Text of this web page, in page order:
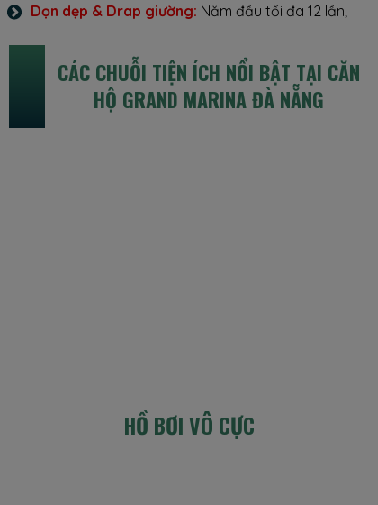
Dọn dẹp & Drap giường: Năm đầu tối đa 12 lần;
CÁC CHUỖI TIỆN ÍCH NỔI BẬT TẠI CĂN
HỘ GRAND MARINA ĐÀ NẴNG
HỒ BƠI VÔ CỰC